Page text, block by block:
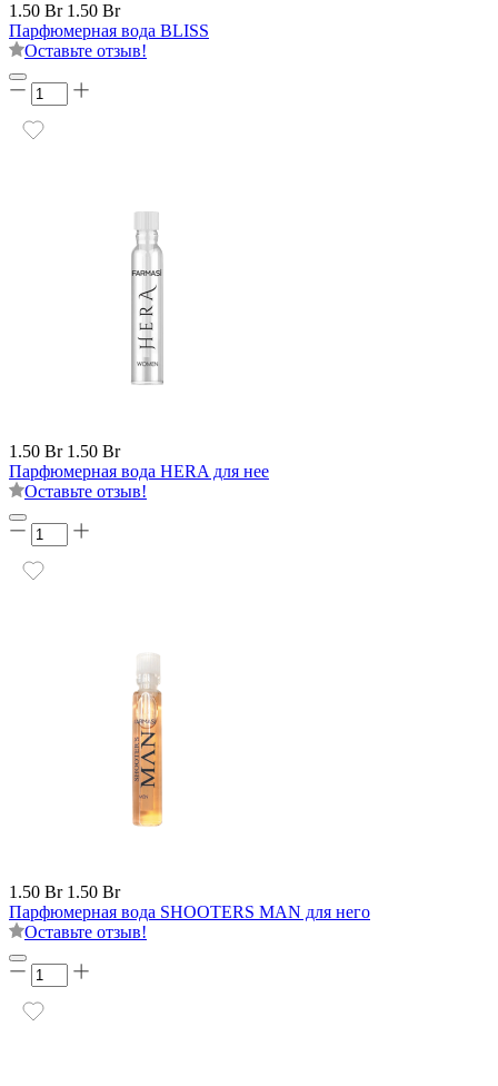
1.50 Br 1.50 Br
Парфюмерная вода BLISS
Оставьте отзыв!
1.50 Br 1.50 Br
Парфюмерная вода HERA для нее
Оставьте отзыв!
1.50 Br 1.50 Br
Парфюмерная вода SHOOTERS MAN для него
Оставьте отзыв!